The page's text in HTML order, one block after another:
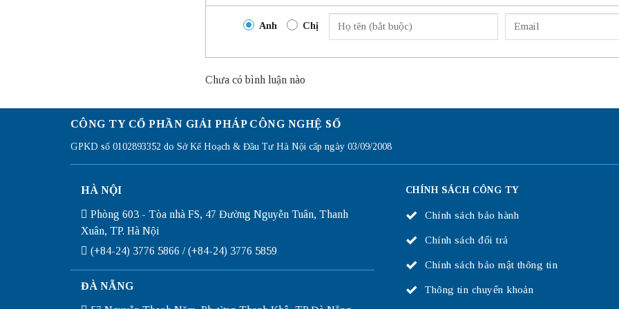
Anh Chị
Chưa có bình luận nào
CÔNG TY CỔ PHẦN GIẢI PHÁP CÔNG NGHỆ SỐ
GPKD số 0102893352 do Sở Kế Hoạch & Đầu Tư Hà Nội cấp ngày 03/09/2008
HÀ NỘI
Phòng 603 - Tòa nhà FS, 47 Đường Nguyễn Tuân, Thanh
Xuân, TP. Hà Nội
(+84-24) 3776 5866 / (+84-24) 3776 5859
ĐÀ NẴNG
CHÍNH SÁCH CÔNG TY
Chính sách bảo hành
Chính sách đổi trả
Chính sách bảo mật thông tin
Thông tin chuyển khoản